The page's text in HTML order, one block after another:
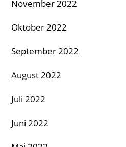
November 2022
Oktober 2022
September 2022
August 2022
Juli 2022
Juni 2022